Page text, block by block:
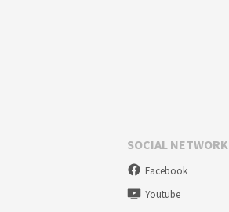
SOCIAL NETWORK
Facebook
Youtube